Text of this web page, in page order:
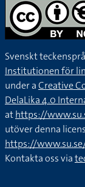
Svenskt
Institutionen för
under aCreative
DelaLika 4.0
athttps://
utöver denna
https://
Kontakta oss via